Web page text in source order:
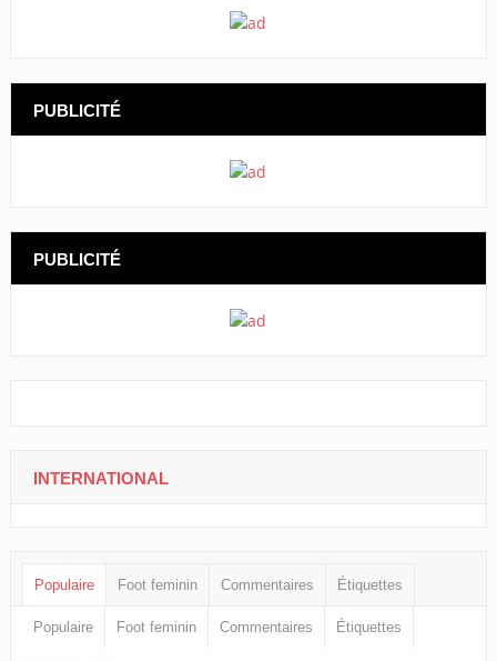
PUBLICITÉ
PUBLICITÉ
INTERNATIONAL
Populaire Foot feminin Commentaires Étiquettes
Populaire Foot feminin Commentaires Étiquettes